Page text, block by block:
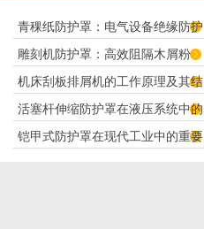
青稞纸防护罩：电气设备绝缘防护
专用方案
雕刻机防护罩：高效阻隔木屑粉
尘，守护设备精度与安全
机床刮板排屑机的工作原理及其结
构分析
活塞杆伸缩防护罩在液压系统中的
应用
铠甲式防护罩在现代工业中的重要